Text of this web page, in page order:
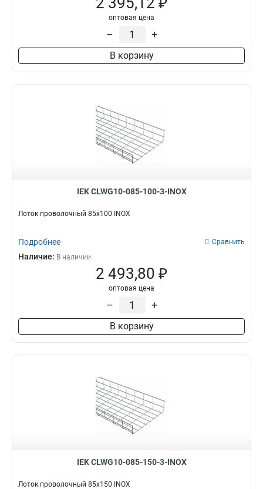
оптовая цена
– +
В корзину
IEK CLWG10-085-100-3-INOX
Лоток проволочный 85х100 INOX
Подробнее Сравнить
Наличие: В наличии
2 493,80 ₽
оптовая цена
– +
В корзину
IEK CLWG10-085-150-3-INOX
Лоток проволочный 85х150 INOX